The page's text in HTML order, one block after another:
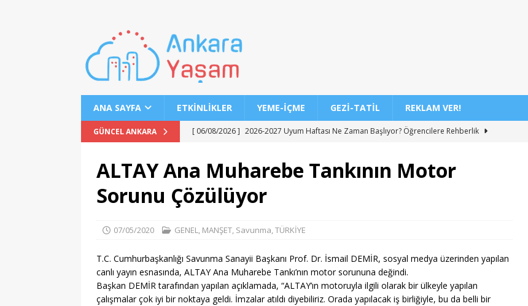
ANA SAYFA ETKINLIKLER YEME-İÇME GEZI-TATIL REKLAM VER!
GÜNCEL ANKARA [ 06/08/2026 ] 2026-2027 Uyum Haftası Ne Zaman Başlıyor? Öğrencilere Rehberlik
[ 06/08/2026 ] Geleceğin Doktoru ve Mühendislik Birliği: Yeni Nesil Sağlık Uzmanları
EĞITIM
[ 06/08/2026 ] DGS 2026 Sonuçlarının Açıklanma Tarihi Belli Oldu
[ 06/08/2026 ] İl İçi Öğretmen Atama Sonuçlarının Açıklanması
EĞITIM
[ 06/08/2026 ] AÖL 3. Dönem Sınav Sonuçları ve Öğrenme Rehberi
[ 06/08/2026 ] Öğretmenlerin Mazerete Bağlı Yer Değiştirme Sonucu Nedir?
EĞITIM
ALTAY Ana Muharebe Tankının Motor
Sorunu Çözülüyor
07/05/2020 GENEL, MANŞET, Savunma,TÜRKİYE
T.C. Cumhurbaşkanlığı Savunma Sanayii Başkanı Prof. Dr. İsmail DEMİR, sosyal medya üzerinden yapılan
canlı yayın esnasında, ALTAY Ana Muharebe Tankı’nın motor sorununa değindi.
Başkan DEMİR tarafından yapılan açıklamada, “ALTAY’ın motoruyla ilgili olarak bir ülkeyle yapılan
çalışmalar çok iyi bir noktaya geldi. İmzalar atıldı diyebiliriz. Orada yapılacak iş birliğiyle, bu da belli bir